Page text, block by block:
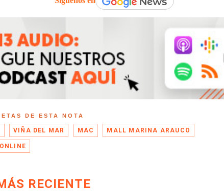
DE ESTA NOTA
VIÑA DEL MAR MAC MALL MARINA ARAUCO
RECIENTE